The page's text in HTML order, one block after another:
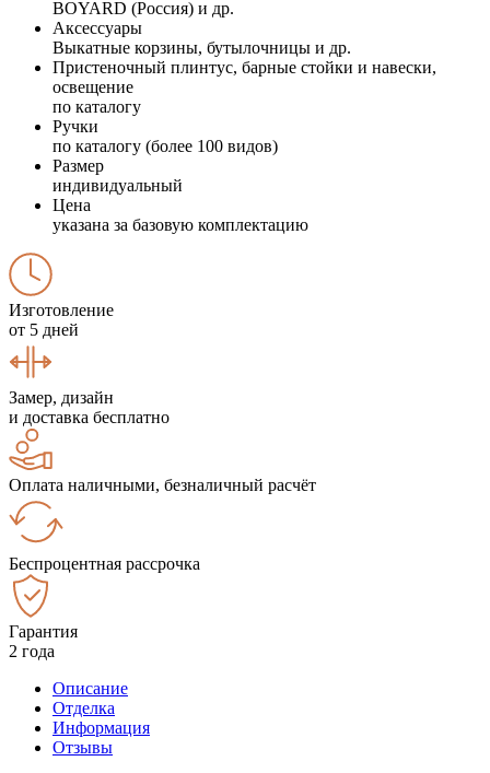
BOYARD (Россия) и др.
Аксессуары
Выкатные корзины, бутылочницы и др.
Пристеночный плинтус, барные стойки и навески,
освещение
по каталогу
Ручки
по каталогу (более 100 видов)
Размер
индивидуальный
Цена
указана за базовую комплектацию
Изготовление
от 5 дней
Замер, дизайн
и доставка бесплатно
Оплата наличными, безналичный расчёт
Беспроцентная рассрочка
Гарантия
2 года
Описание
Отделка
Информация
Отзывы